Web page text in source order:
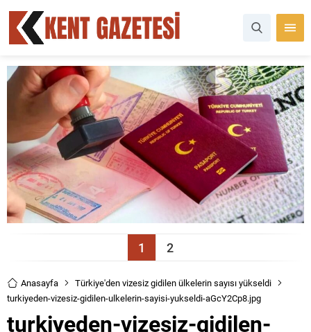
1 2
Anasayfa
Türkiye'den vizesiz gidilen ülkelerin sayısı yükseldi
turkiyeden-vizesiz-gidilen-ulkelerin-sayisi-yukseldi-aGcY2Cp8.jpg
turkiyeden-vizesiz-gidilen-